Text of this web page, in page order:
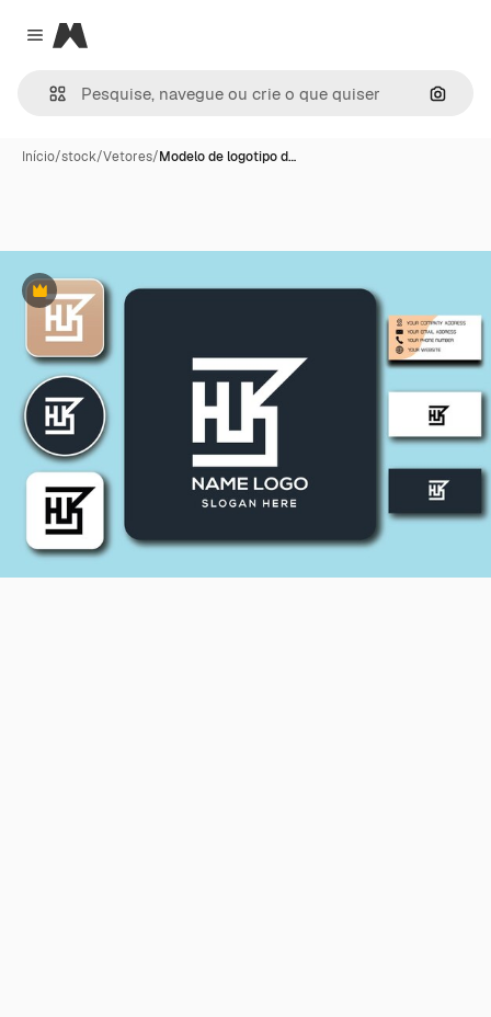
Close menu
Magnific
Início/stock/Vetores/Modelo de logotipo d…
Premium